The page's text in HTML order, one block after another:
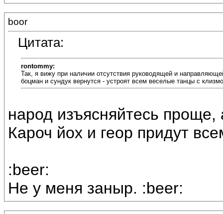
boor
Цитата:
rontommy:
Так, я вижу при наличии отсутствия руководящей и
боцман и сундук вернутся - устроят всем веселые танцы с
народ изъясняйтесь проще,
Кароч йох и геор придут
:beer:
Не у меня заныр. :beer: